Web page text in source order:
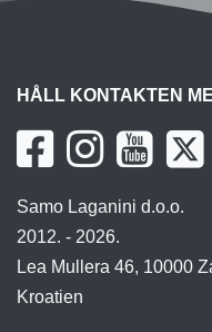
HÅLL KONTAKTEN
Samo Laganini d.o.o.
2012. - 2026.
Lea Mullera 46, 10000
Kroatien